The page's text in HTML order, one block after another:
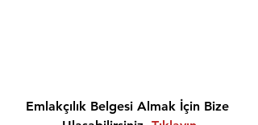
Emlakçılık Belgesi Almak İçin Bize